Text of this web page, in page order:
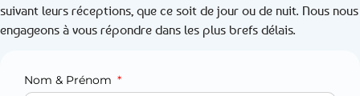
suivant leurs réceptions, que ce soit de jour ou de nuit. Nous nous
engageons à vous répondre dans les plus brefs délais.
Nom & Prénom